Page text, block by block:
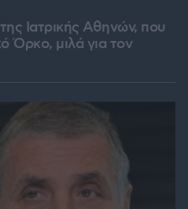
Ιατρικής Αθηνών, που
Όρκο, μιλά για τον